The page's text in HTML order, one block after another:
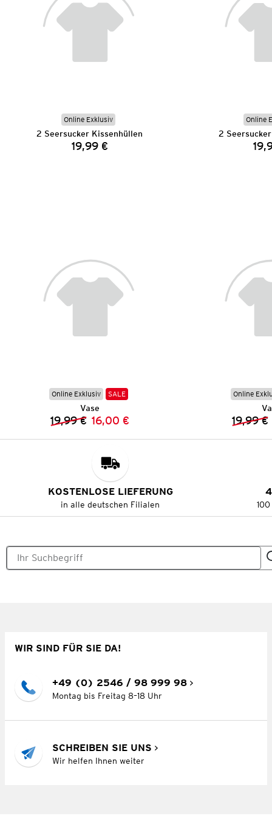
Online Exklusiv
2 Seersucker Kissenhüllen
Preis:
19,99 €
Online
2
Online Exklusiv SALE
Vase
Vorheriger Preis:
19,99 € Neuer Preis:
16,00 €
Online
19,99 €
KOSTENLOSE LIEFERUNG
in alle deutschen Filialen
WIR SIND FÜR SIE DA!
+49 (0) 2546 / 98 999 98
Montag bis Freitag 8–18 Uhr
SCHREIBEN SIE UNS
Wir helfen Ihnen weiter